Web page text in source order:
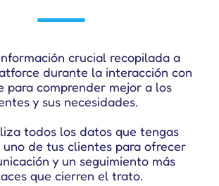
crucial recopilada a
durante la interacción con
para comprender mejor a los
y sus necesidades.
todos los datos que tengas
uno de tus clientes para ofrecer
y un seguimiento más
que cierren el trato.